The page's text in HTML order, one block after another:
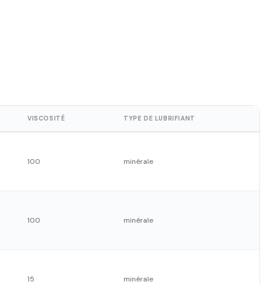
VISCOSITÉ TYPE DE LUBRIFIANT
100 minérale
100 minérale
15 minérale
nous nous